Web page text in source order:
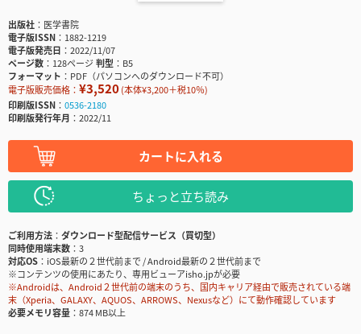
出版社
医学書院
電子版ISSN
1882-1219
電子版発売日
2022/11/07
ページ数
128ページ判型
B5
フォーマット
PDF（パソコンへのダウンロード不可）
電子版販売価格： ¥3,520(本体¥3,200＋税10％)
印刷版ISSN
0536-2180
印刷版発行年月
2022/11
カートに入れる
ちょっと立ち読み
ご利用方法
ダウンロード型配信サービス（買切型）
同時使用端末数
3
対応OS
iOS最新の２世代前まで / Android最新の２世代前まで
※コンテンツの使用にあたり、専用ビューアisho.jpが必要
※Androidは、Android２世代前の端末のうち、国内キャリア経由で販売されている端
末（Xperia、GALAXY、AQUOS、ARROWS、Nexusなど）にて動作確認しています
必要メモリ容量
874 MB以上